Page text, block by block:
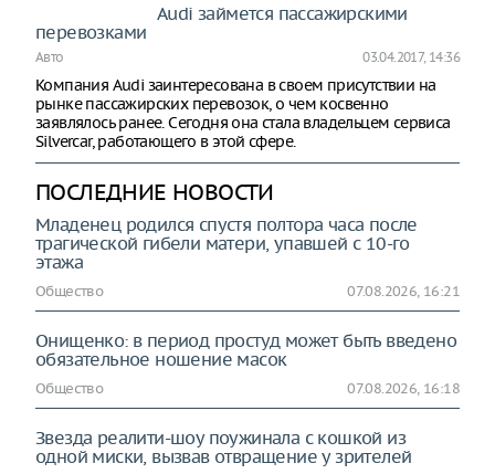
Audi займется пассажирскими
перевозками
Авто 03.04.2017, 14:36
Компания Audi заинтересована в своем присутствии на
рынке пассажирских перевозок, о чем косвенно
заявлялось ранее. Сегодня она стала владельцем сервиса
Silvercar, работающего в этой сфере.
ПОСЛЕДНИЕ НОВОСТИ
Младенец родился спустя полтора часа после
трагической гибели матери, упавшей с 10-го
этажа
Общество 07.08.2026, 16:21
Онищенко: в период простуд может быть введено
обязательное ношение масок
Общество 07.08.2026, 16:18
Звезда реалити-шоу поужинала с кошкой из
одной миски, вызвав отвращение у зрителей